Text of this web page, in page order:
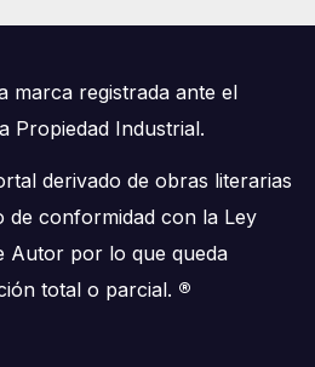
marca registrada ante el
Propiedad Industrial.
derivado de obras literarias
de conformidad con la Ley
Autor por lo que queda
total o parcial. ®